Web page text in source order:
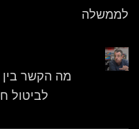
לממשלה
מה הקשר
לביטול